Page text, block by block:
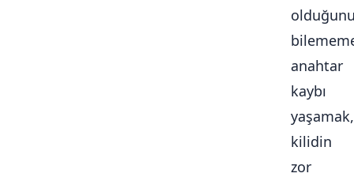
anahtar
kaybı
yaşamak,
kilidin
zor